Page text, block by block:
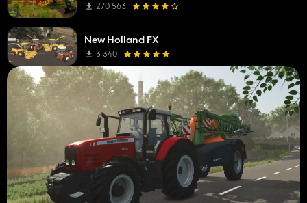
270 563
New Holland FX
3 340